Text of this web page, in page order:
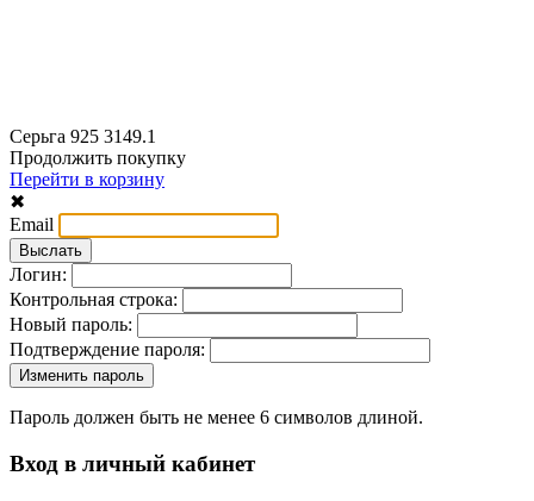
Серьга 925 3149.1
Продолжить покупку
Перейти в корзину
✖
Email
Логин:
Контрольная строка:
Новый пароль:
Подтверждение пароля:
Пароль должен быть не менее 6 символов длиной.
Вход в личный кабинет